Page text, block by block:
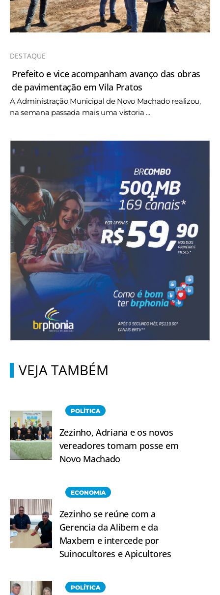
DESTAQUE
Prefeito e vice acompanham avanço das obras
de pavimentação em Vila Pratos
A Administração Municipal de Novo Machado realizou,
na semana passada mais uma vistoria ...
VEJA TAMBÉM
POLÍTICA
Zezinho, Adriana e os novos
vereadores tomam posse em
Novo Machado
ECONOMIA
Zezinho se reúne com a
Gerencia da Alibem e da
Maxbem e intercede por
Suinocultores e Apicultores
POLÍTICA